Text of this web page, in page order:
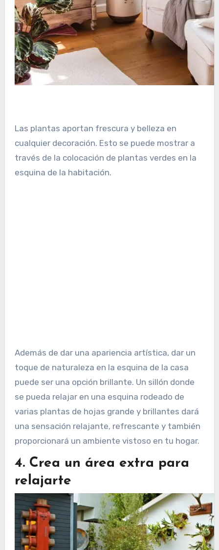
Las plantas aportan frescura y belleza en
cualquier decoración. Esto se puede mostrar a
través de la colocación de plantas verdes en la
esquina de la habitación.
Además de dar una apariencia artística, dar un
toque de naturaleza en la esquina de la casa
puede ser una opción brillante. Un sillón donde
se pueda relajar en una esquina rodeado de
varias plantas de hojas grande y brillantes dará
una sensación relajante, refrescante y también
proporcionará un ambiente vistoso en tu hogar.
4. Crea un área extra para
relajarte